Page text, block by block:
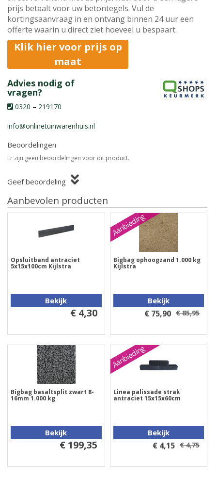
prijs betaalt voor uw betontegels. Vul de
kortingsaanvraag in en ontvang binnen 24 uur een
offerte waarin u direct ziet hoeveel u bespaart.
Klik hier voor prijs op
maat
Advies nodig of
vragen?
0320 – 219170
info@onlinetuinwarenhuis.nl
Beoordelingen
Er zijn geen beoordelingen voor dit product.
Geef beoordeling
Aanbevolen producten
Opsluitband antraciet
5x15x100cm Kijlstra
Bekijk
€ 4,30
Aanbieding
Bigbag ophoogzand 1.000 kg
Kijlstra
Bekijk
€ 75,90 € 85,95
Bigbag basaltsplit zwart 8-
16mm 1.000 kg
Bekijk
€ 199,35
Aanbieding
Linea palissade strak
antraciet 15x15x60cm
Bekijk
€ 4,15 € 4,75